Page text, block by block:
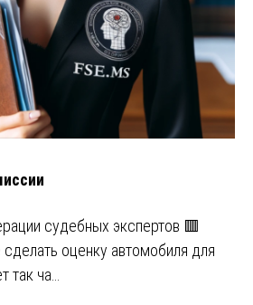
судебных экспертов 🟥
оценку автомобиля для
так ча…